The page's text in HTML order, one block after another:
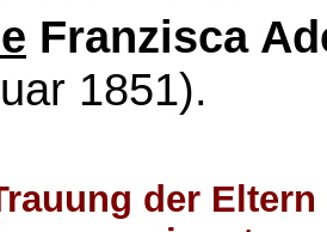
Franzisca
1851).
der